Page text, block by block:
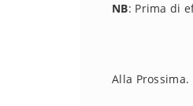
NB: Prima di
Alla Prossima.